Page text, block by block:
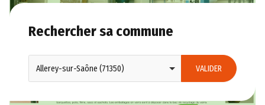
Rechercher sa commune
Allerey-sur-Saône (71350)
VALIDER